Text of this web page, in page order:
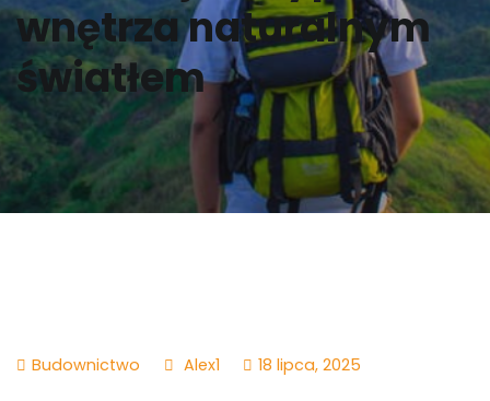
wnętrza naturalnym
światłem
Budownictwo Alex1 18 lipca, 2025